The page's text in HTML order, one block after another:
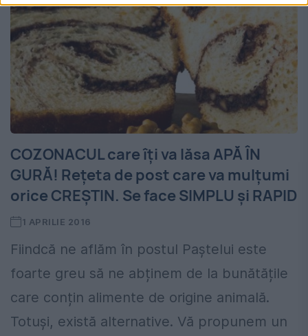
COZONACUL care îți va lăsa APĂ ÎN
GURĂ! Rețeta de post care va mulțumi
orice CREȘTIN. Se face SIMPLU și RAPID
1 APRILIE 2016
Fiindcă ne aflăm în postul Paștelui este
foarte greu să ne abținem de la bunătățile
care conțin alimente de origine animală.
Totuși, există alternative. Vă propunem un